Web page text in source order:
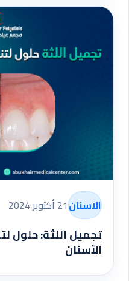
الاسنان21 أكتوبر 2024
تجميل اللثة: حلول
الأسنان